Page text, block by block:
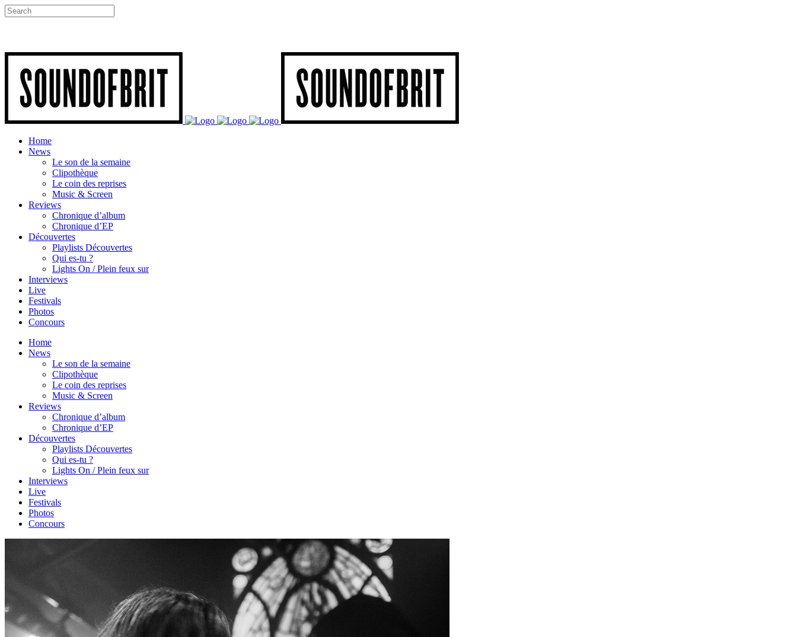
Home
News
Le son de la semaine
Clipothèque
Le coin des reprises
Music & Screen
Reviews
Chronique d’album
Chronique d’EP
Découvertes
Playlists Découvertes
Qui es-tu ?
Lights On / Plein feux sur
Interviews
Live
Festivals
Photos
Concours
Home
News
Le son de la semaine
Clipothèque
Le coin des reprises
Music & Screen
Reviews
Chronique d’album
Chronique d’EP
Découvertes
Playlists Découvertes
Qui es-tu ?
Lights On / Plein feux sur
Interviews
Live
Festivals
Photos
Concours